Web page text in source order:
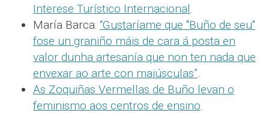
Interese Turístico Internacional.
María Barca: “Gustaríame que "Buño de seu"
fose un graniño máis de cara á posta en
valor dunha artesanía que non ten nada que
envexar ao arte con maiúsculas”.
As Zoquiñas Vermellas de Buño levan o
feminismo aos centros de ensino.